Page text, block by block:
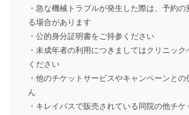
・急な機械トラブルが発生した際は、予約の
る場合があります
・公的身分証明書をご持参ください
・未成年者の利用につきましてはクリニッ
ください
・他のチケットサービスやキャンペーンと
ん
・キレイパスで販売されている同院の他チケ